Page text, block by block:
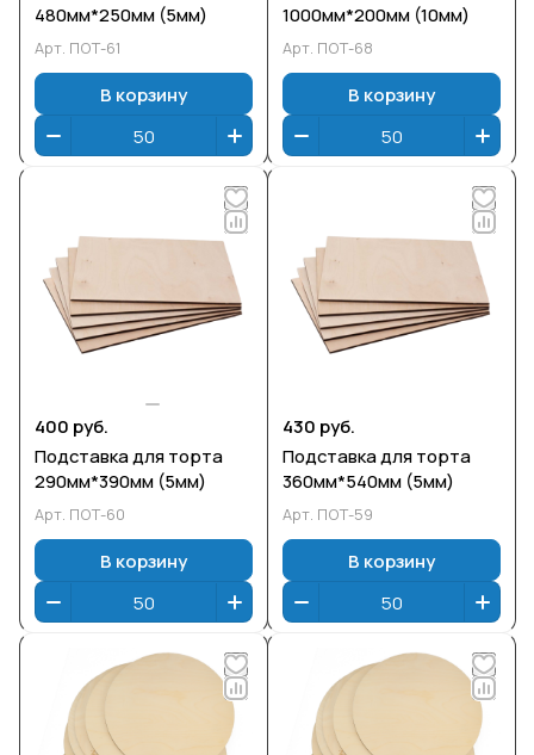
480мм*250мм (5мм)
Арт. ПОТ-61
В корзину
1000мм*200мм (10мм)
Арт. ПОТ-68
В корзину
400 руб.
Подставка для торта
290мм*390мм (5мм)
Арт. ПОТ-60
В корзину
430 руб.
Подставка для торта
360мм*540мм (5мм)
Арт. ПОТ-59
В корзину